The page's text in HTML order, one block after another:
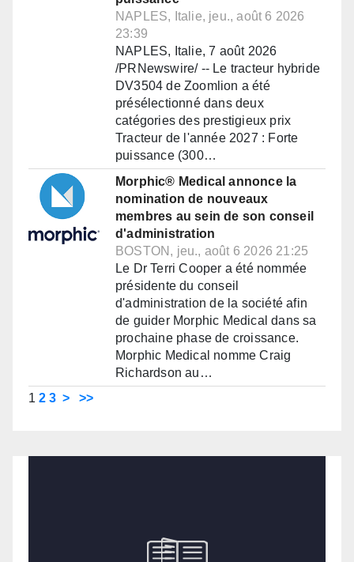
NAPLES, Italie, jeu., août 6 2026
23:39
NAPLES, Italie, 7 août 2026
/PRNewswire/ -- Le tracteur hybride
DV3504 de Zoomlion a été
présélectionné dans deux
catégories des prestigieux prix
Tracteur de l'année 2027 : Forte
puissance (300…
Morphic® Medical annonce la
nomination de nouveaux
membres au sein de son conseil
d'administration
BOSTON, jeu., août 6 2026 21:25
Le Dr Terri Cooper a été nommée
présidente du conseil
d'administration de la société afin
de guider Morphic Medical dans sa
prochaine phase de croissance.
Morphic Medical nomme Craig
Richardson au…
1 2 3 > >>